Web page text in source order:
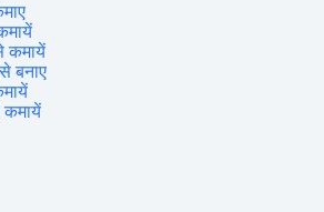
कमायें
बनाए